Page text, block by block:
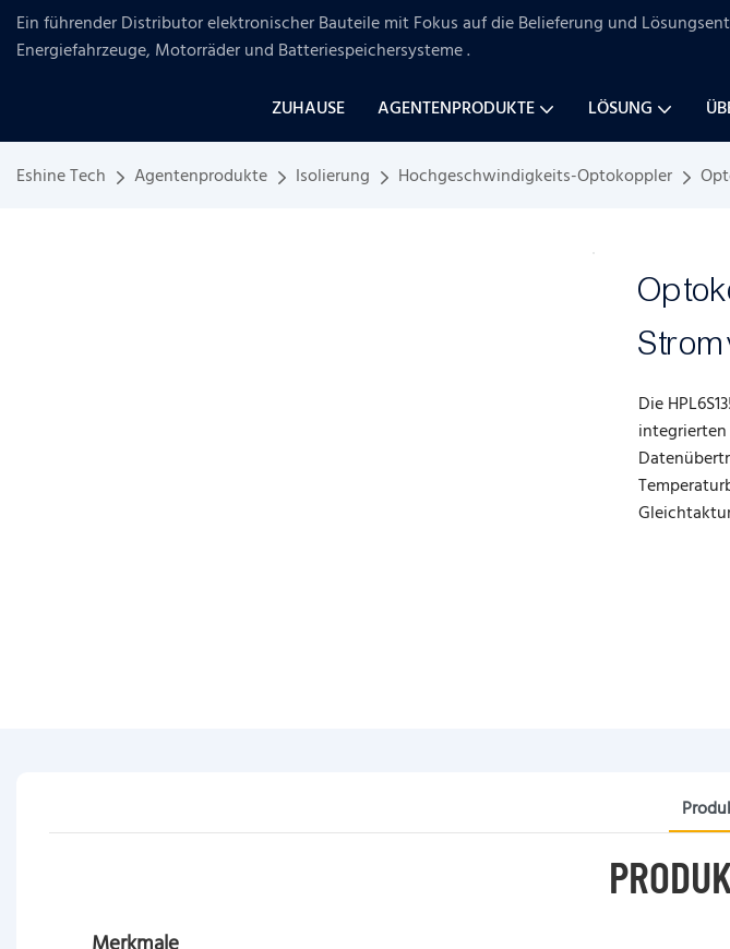
Ein führender Distributor elektronischer Bauteile mit Fokus auf die Belieferung und
Energiefahrzeuge, Motorräder und Batteriespeichersysteme.
ZUHAUSE AGENTENPRODUKTE LÖSUNG
Eshine Tech Agentenprodukte Isolierung Hochgeschwindigkeits-Optokoppler
Die